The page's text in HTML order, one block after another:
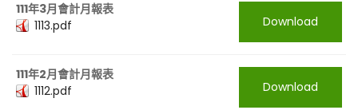
111年3月會計月報表
1113.pdf
Download
111年2月會計月報表
1112.pdf
Download